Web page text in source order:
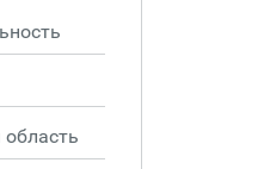
область